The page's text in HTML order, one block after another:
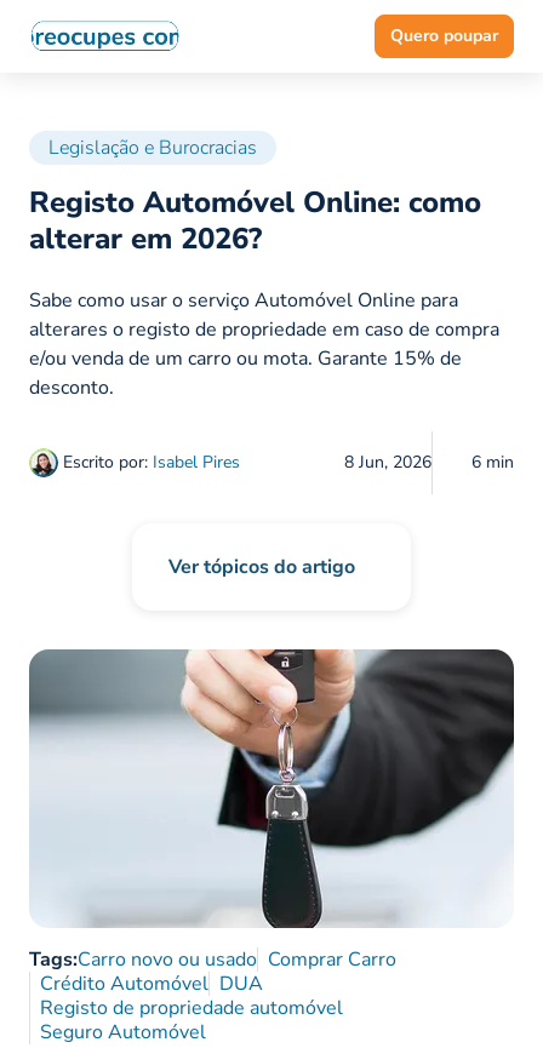
Quero poupar
Legislação e Burocracias
Registo Automóvel Online: como
alterar em 2026?
Escrito por: Isabel Pires 8 Jun, 2026 6 min
Sabe como usar o serviço Automóvel Online para
alterares o registo de propriedade em caso de compra
e/ou venda de um carro ou mota. Garante 15% de
desconto.
Ver tópicos do artigo
Tags:Carro novo ou usado Comprar Carro
Crédito Automóvel DUA
Registo de propriedade automóvel
Seguro Automóvel